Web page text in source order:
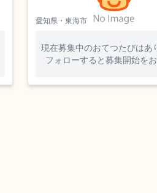
愛知県・東海市
現在募集中のおてつたびはあ
フォローすると募集開始を